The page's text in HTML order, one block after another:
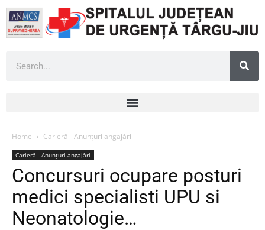
Home Carieră - Anunțuri angajări
Carieră - Anunțuri angajări
Concursuri ocupare posturi
medici specialisti UPU si
Neonatologie…